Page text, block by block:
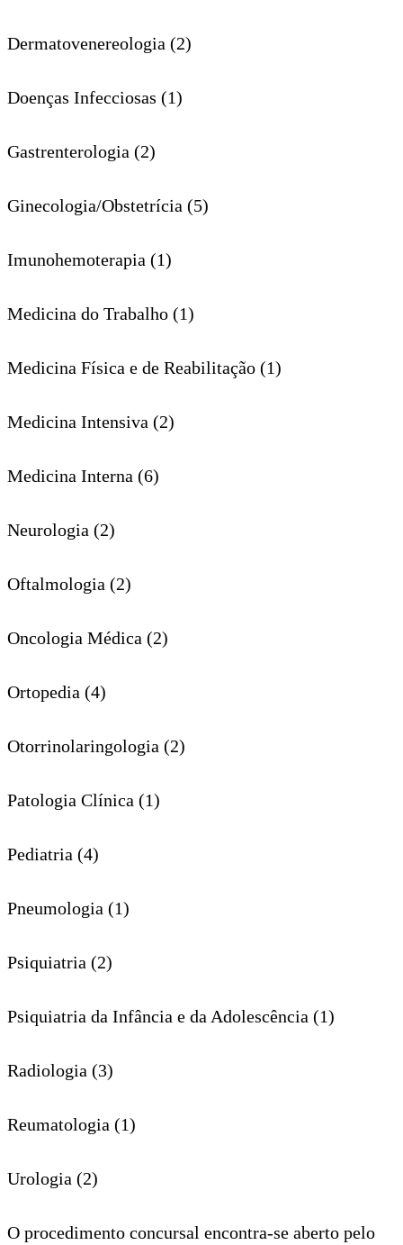
Dermatovenereologia (2)
Doenças Infecciosas (1)
Gastrenterologia (2)
Ginecologia/Obstetrícia (5)
Imunohemoterapia (1)
Medicina do Trabalho (1)
Medicina Física e de Reabilitação (1)
Medicina Intensiva (2)
Medicina Interna (6)
Neurologia (2)
Oftalmologia (2)
Oncologia Médica (2)
Ortopedia (4)
Otorrinolaringologia (2)
Patologia Clínica (1)
Pediatria (4)
Pneumologia (1)
Psiquiatria (2)
Psiquiatria da Infância e da Adolescência (1)
Radiologia (3)
Reumatologia (1)
Urologia (2)
O procedimento concursal encontra-se aberto pelo